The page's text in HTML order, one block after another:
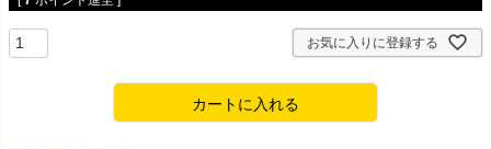
お気に入りに登録する
カートに入れる